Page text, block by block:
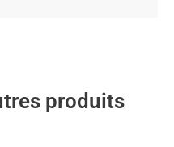
produits